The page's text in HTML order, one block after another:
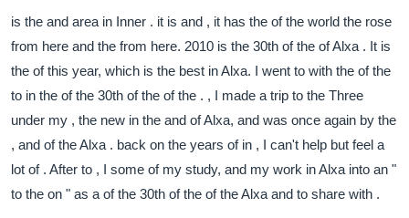
is the and area in Inner . it is and , it has the of the world the rose
from here and the from here. 2010 is the 30th of the of Alxa . It is
the of this year, which is the best in Alxa. I went to with the of the
to in the of the 30th of the of the . , I made a trip to the Three
under my , the new in the and of Alxa, and was once again by the
, and of the Alxa . back on the years of in , I can't help but feel a
lot of . After to , I some of my study, and my work in Alxa into an "
to the on " as a of the 30th of the of the Alxa and to share with .